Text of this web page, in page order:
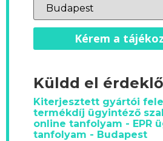
Kérem a
Küldd el
Kiterjesztett gyártói
termékdíj ügyintéző
online tanfolyam - EPR
tanfolyam - Budapest